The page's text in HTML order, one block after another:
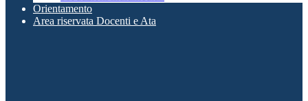
Orientamento
Area riservata Docenti e Ata